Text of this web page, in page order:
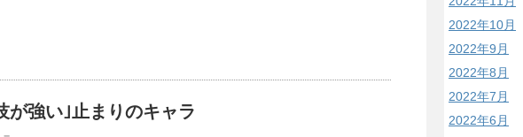
が強い｣止まりのキャラ
2022年10月
2022年9月
2022年8月
2022年7月
2022年6月